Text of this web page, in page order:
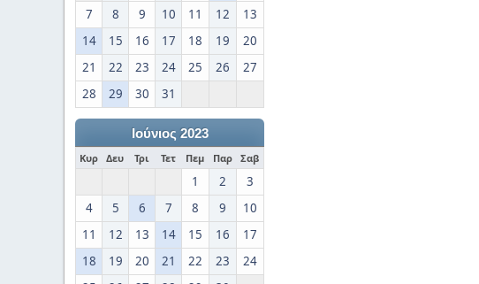
7
8 9 10 11 12
13
14
15 16 17 18 19
20
21
22 23 24 25 26
27
28
29 30 31
Ιούνιος 2023
Κυρ Δευ Τρι Τετ Πεμ Παρ Σαβ
1 2
3
4
5 6 7 8 9
10
11
12 13 14 15 16
17
18
19 20 21 22 23
24